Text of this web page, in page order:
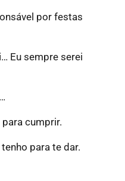
por festas
Eu sempre serei
cumprir.
para te dar.